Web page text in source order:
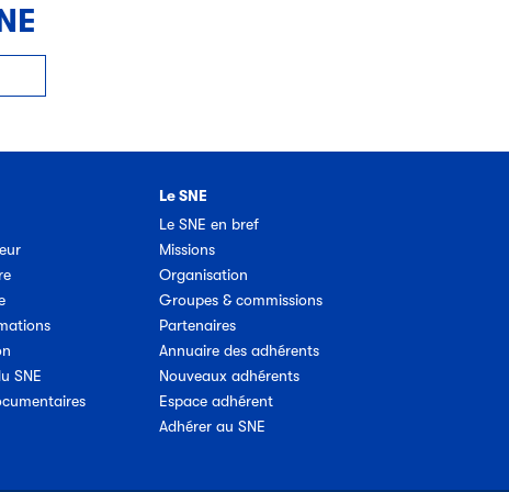
SNE
Le SNE
Le SNE en bref
Missions
Organisation
Groupes & commissions
Partenaires
Annuaire des adhérents
Nouveaux adhérents
Espace adhérent
Adhérer au SNE